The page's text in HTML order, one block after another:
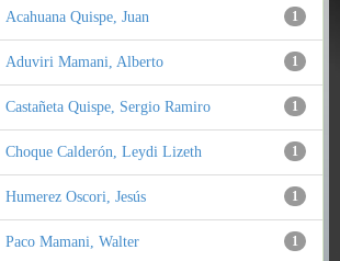
1
Acahuana Quispe, Juan
1
Aduviri Mamani, Alberto
1
Castañeta Quispe, Sergio Ramiro
1
Choque Calderón, Leydi Lizeth
1
Humerez Oscori, Jesús
1
Paco Mamani, Walter